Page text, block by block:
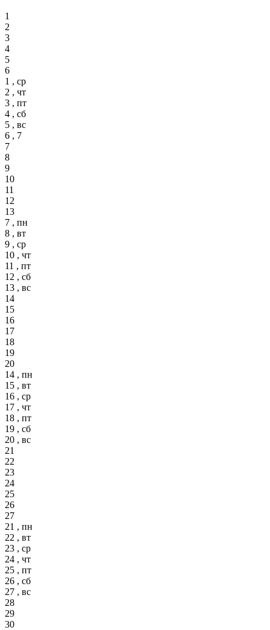
1
2
3
4
5
6
1 , ср
2 , чт
3 , пт
4 , сб
5 , вс
6 , 7
7
8
9
10
11
12
13
7 , пн
8 , вт
9 , ср
10 , чт
11 , пт
12 , сб
13 , вс
14
15
16
17
18
19
20
14 , пн
15 , вт
16 , ср
17 , чт
18 , пт
19 , сб
20 , вс
21
22
23
24
25
26
27
21 , пн
22 , вт
23 , ср
24 , чт
25 , пт
26 , сб
27 , вс
28
29
30